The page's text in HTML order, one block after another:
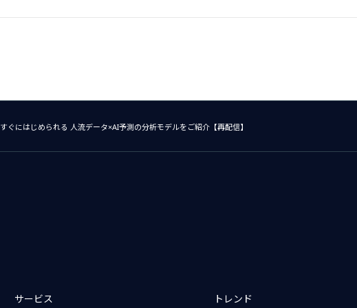
すぐにはじめられる 人流データ×AI予測の分析モデルをご紹介【再配信】
サービス トレンド